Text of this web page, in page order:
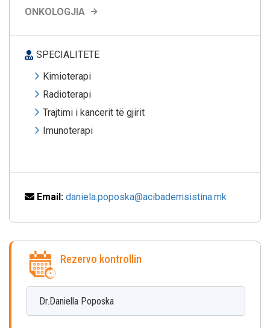
ONKOLOGJIA
SPECIALITETE
Kimioterapi
Radioterapi
Trajtimi i kancerit të gjirit
Imunoterapi
Email: daniela.poposka@acibademsistina.mk
Rezervo kontrollin
Dr.Daniella Poposka